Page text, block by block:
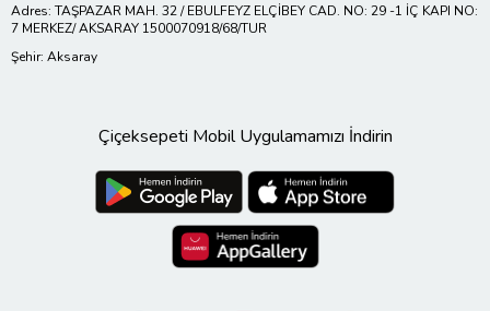
Adres: TAŞPAZAR MAH. 32 / EBULFEYZ ELÇİBEY CAD. NO: 29 -1 İÇ KAPI NO:
7 MERKEZ/ AKSARAY 1500070918/68/TUR
Şehir: Aksaray
Çiçeksepeti Mobil Uygulamamızı İndirin